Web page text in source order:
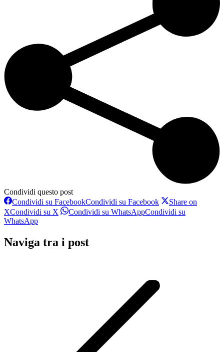
Condividi questo post
Condividi su FacebookCondividi su Facebook
Share on
XCondividi su X Condividi su WhatsAppCondividi su
WhatsApp
Naviga tra i post